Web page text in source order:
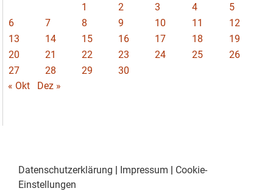
1 2 3 4
5
6
7 8 9 10 11
12
13
14 15 16 17 18
19
20
21 22 23 24 25
26
27
28 29
30
« Okt
Dez »
Datenschutzerklärung | Impressum | Cookie-
Einstellungen